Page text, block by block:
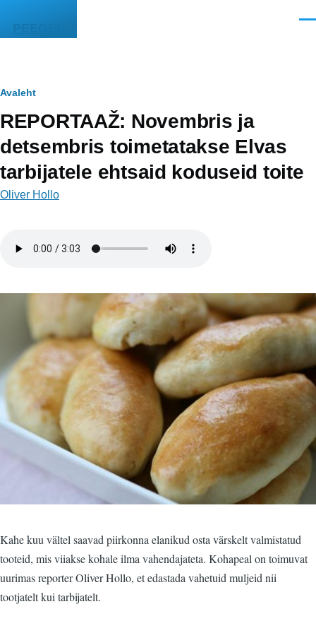
PEEGEL
Leivapuru
Avaleht
REPORTAAŽ: Novembris ja
detsembris toimetatakse Elvas
tarbijatele ehtsaid koduseid toite
Oliver Hollo
Kahe kuu vältel saavad piirkonna elanikud osta värskelt valmistatud
tooteid, mis viiakse kohale ilma vahendajateta. Kohapeal on toimuvat
uurimas reporter Oliver Hollo, et edastada vahetuid muljeid nii
tootjatelt kui tarbijatelt.